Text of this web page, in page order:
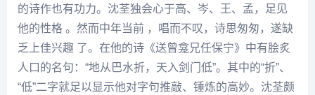
的诗作也有功力。沈荃独会心于高、岑、王、孟，足见
他的性格 。然而中年当前 ，唱而不叹，诗思匆匆，遂缺
乏上佳兴趣 了。在他的诗《送曾龛兄任保宁》中有脍炙
人口的名句：“地从巴水折，天入剑门低”。其中的“折”、
“低”二字就足以显示他对字句推敲、锤炼的高妙。沈荃颇